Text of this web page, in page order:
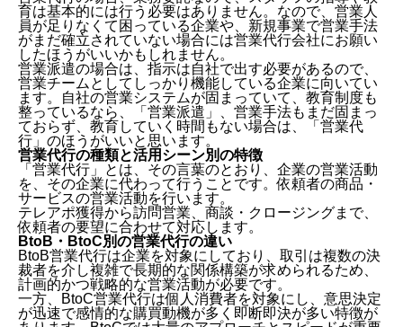
育は基本的には行う必要はありません。なので、営業人
員が足りなくて困っている企業や、新規事業で営業手法
がまだ確立されていない場合には営業代行会社にお願い
したほうがいいかもしれません。
営業派遣の場合は、指示は自社で出す必要があるので、
営業チームとしてしっかり機能している企業に向いてい
ます。自社の営業システムが固まっていて、教育制度も
整っているなら、「営業派遣」、営業手法もまだ固まっ
ておらず、教育していく時間もない場合は、「営業代
行」のほうがいいと思います。
営業代行の種類と活用シーン別の特徴
「営業代行」とは、その言葉のとおり、企業の営業活動
を、その企業に代わって行うことです。依頼者の商品・
サービスの営業活動を行います。
テレアポ獲得から訪問営業、商談・クロージングまで、
依頼者の要望に合わせて対応します。
BtoB・BtoC別の営業代行の違い
BtoB営業代行は企業を対象にしており、取引は複数の決
裁者を介し複雑で長期的な関係構築が求められるため、
計画的かつ戦略的な営業活動が必要です。
一方、BtoC営業代行は個人消費者を対象にし、意思決定
が迅速で感情的な購買動機が多く即断即決が多い特徴が